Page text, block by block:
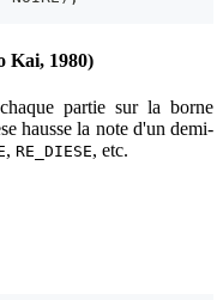
Kai, 1980)
partie sur la borne
hausse la note d'un demi-
, RE_DIESE, etc.